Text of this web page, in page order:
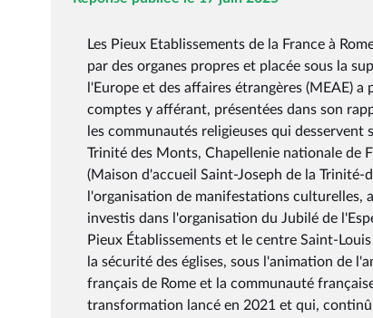
Les Pieux Etablissements de la France à
par des organes propres et placée sous la
l'Europe et des affaires étrangères (MEAE)
comptes y afférant, présentées dans son
les communautés religieuses qui
Trinité des Monts, Chapellenie nationale de
(Maison d'accueil Saint-Joseph de la
l'organisation de manifestations culturelles,
investis dans l'organisation du Jubilé de
Pieux Établissements et le centre Saint-
la sécurité des églises, sous l'animation de
français de Rome et la communauté
transformation lancé en 2021 et qui,